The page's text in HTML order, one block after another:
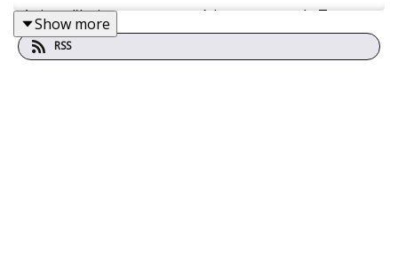
Aujourd'hui, nous partons à la rencontre de Tero, un
groupe pour lequel l'humain est également au cœur
des préoccupations.
Show more
RSS